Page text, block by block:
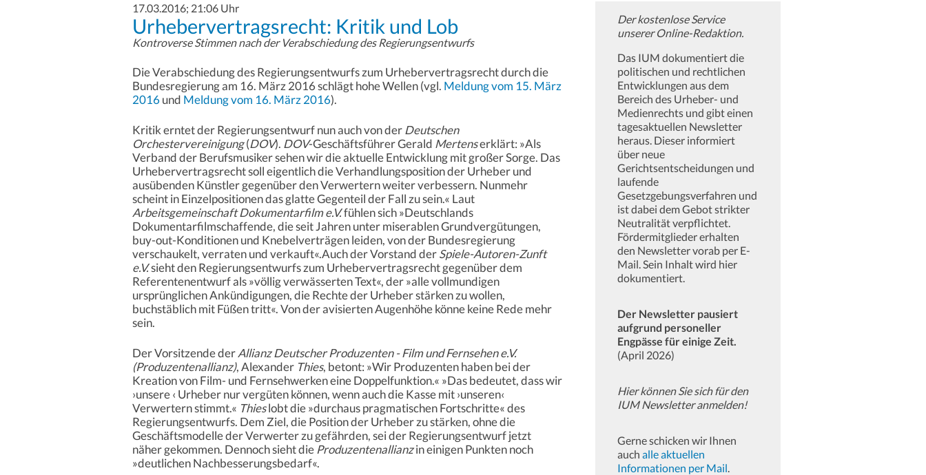
17.03.2016; 21:06 Uhr
Urhebervertragsrecht: Kritik und Lob
Kontroverse Stimmen nach der Verabschiedung des Regierungsentwurfs
Die Verabschiedung des Regierungsentwurfs zum Urhebervertragsrecht durch die
Bundesregierung am 16. März 2016 schlägt hohe Wellen (vgl. Meldung vom 15. März
2016 und Meldung vom 16. März 2016).
Kritik erntet der Regierungsentwurf nun auch von derDeutschen
Orchestervereinigung(DOV). DOV-Geschäftsführer Gerald Mertenserklärt: »Als
Verband der Berufsmusiker sehen wir die aktuelle Entwicklung mit großer Sorge. Das
Urhebervertragsrecht soll eigentlich die Verhandlungsposition der Urheber und
ausübenden Künstler gegenüber den Verwertern weiter verbessern. Nunmehr
scheint in Einzelpositionen das glatte Gegenteil der Fall zu sein.« Laut
Arbeitsgemeinschaft Dokumentarfilm e.V.fühlen sich »Deutschlands
Dokumentarfilmschaffende, die seit Jahren unter miserablen Grundvergütungen,
buy-out-Konditionen und Knebelverträgen leiden, von der Bundesregierung
verschaukelt, verraten und verkauft«.Auch der Vorstand derSpiele-Autoren-Zunft
e.V.sieht den Regierungsentwurfs zum Urhebervertragsrecht gegenüber dem
Referentenentwurf als »völlig verwässerten Text«, der »alle vollmundigen
ursprünglichen Ankündigungen, die Rechte der Urheber stärken zu wollen,
buchstäblich mit Füßen tritt«. Von der avisierten Augenhöhe könne keine Rede mehr
sein.
Der Vorsitzende derAllianz Deutscher Produzenten - Film und Fernsehen e.V.
(Produzentenallianz), Alexander Thies, betont: »Wir Produzenten haben bei der
Kreation von Film- und Fernsehwerken eine Doppelfunktion.« »Das bedeutet, dass wir
›unsere ‹ Urheber nur vergüten können, wenn auch die Kasse mit ›unseren‹
Verwertern stimmt.« Thieslobt die »durchaus pragmatischen Fortschritte« des
Regierungsentwurfs. Dem Ziel, die Position der Urheber zu stärken, ohne die
Geschäftsmodelle der Verwerter zu gefährden, sei der Regierungsentwurf jetzt
näher gekommen. Dennoch sieht die Produzentenallianzin einigen Punkten noch
»deutlichen Nachbesserungsbedarf«.
Der kostenlose Service
unserer Online-Redaktion.
Das IUM dokumentiert die
politischen und rechtlichen
Entwicklungen aus dem
Bereich des Urheber- und
Medienrechts und gibt einen
tagesaktuellen Newsletter
heraus. Dieser informiert
über neue
Gerichtsentscheidungen und
laufende
Gesetzgebungsverfahren und
ist dabei dem Gebot strikter
Neutralität verpflichtet.
Fördermitglieder erhalten
den Newsletter vorab per E-
Mail. Sein Inhalt wird hier
dokumentiert.
Der Newsletter pausiert
aufgrund personeller
Engpässe für einige Zeit.
(April 2026)
Hier können Sie sich für den
IUM Newsletter anmelden!
Gerne schicken wir Ihnen
auch alle aktuellen
Informationen per Mail.